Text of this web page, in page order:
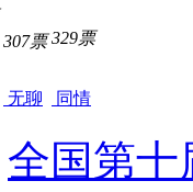
307票
无聊
329票
同情
全国第十